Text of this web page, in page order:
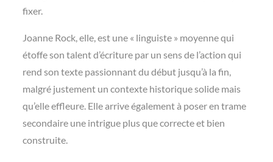
fixer.
Joanne Rock, elle, est une « linguiste » moyenne qui
étoffe son talent d’écriture par un sens de l’action qui
rend son texte passionnant du début jusqu’à la fin,
malgré justement un contexte historique solide mais
qu’elle effleure. Elle arrive également à poser en trame
secondaire une intrigue plus que correcte et bien
construite.